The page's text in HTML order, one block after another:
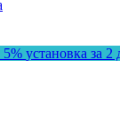
5% установка за 2